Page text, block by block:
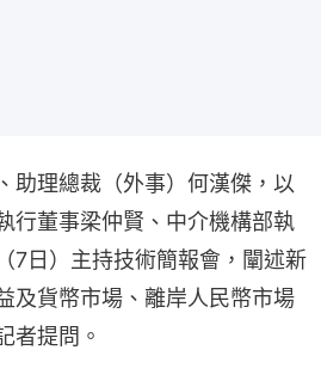
助理總裁（外事）何漢傑，以
行董事梁仲賢、中介機構部執
7日）主持技術簡報會，闡述新
及貨幣市場、離岸人民幣市場
者提問。